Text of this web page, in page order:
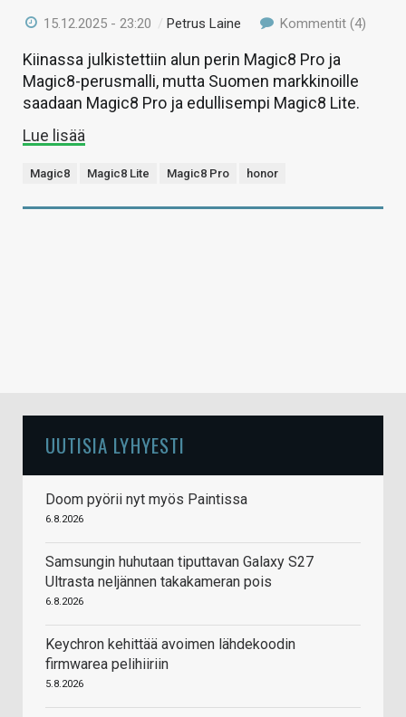
15.12.2025 - 23:20 /Petrus Laine Kommentit (4)
Kiinassa julkistettiin alun perin Magic8 Pro ja
Magic8-perusmalli, mutta Suomen markkinoille
saadaan Magic8 Pro ja edullisempi Magic8 Lite.
Lue lisää
Magic8 Magic8 Lite Magic8 Pro honor
UUTISIA LYHYESTI
Doom pyörii nyt myös Paintissa
6.8.2026
Samsungin huhutaan tiputtavan Galaxy S27
Ultrasta neljännen takakameran pois
6.8.2026
Keychron kehittää avoimen lähdekoodin
firmwarea pelihiiriin
5.8.2026